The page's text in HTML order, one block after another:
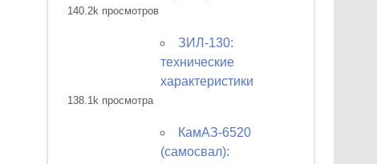
140.2k просмотров
ЗИЛ-130:
технические
характеристики
138.1k просмотра
КамАЗ-6520
(самосвал):